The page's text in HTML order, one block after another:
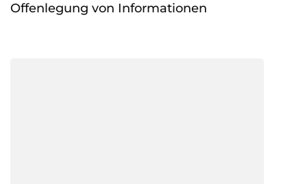
Offenlegung von Informationen